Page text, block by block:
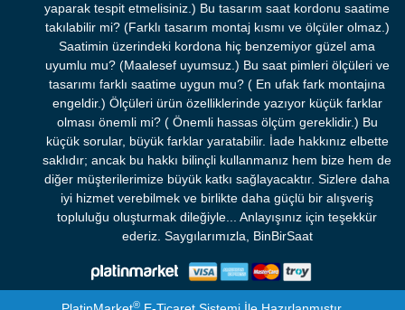
yaparak tespit etmelisiniz.) Bu tasarım saat kordonu saatime
takılabilir mi? (Farklı tasarım montaj kısmı ve ölçüler olmaz.)
Saatimin üzerindeki kordona hiç benzemiyor güzel ama
uyumlu mu? (Maalesef uyumsuz.) Bu saat pimleri ölçüleri ve
tasarımı farklı saatime uygun mu? ( En ufak fark montajına
engeldir.) Ölçüleri ürün özelliklerinde yazıyor küçük farklar
olması önemli mi? ( Önemli hassas ölçüm gereklidir.) Bu
küçük sorular, büyük farklar yaratabilir. İade hakkınız elbette
saklıdır; ancak bu hakkı bilinçli kullanmanız hem bize hem de
diğer müşterilerimize büyük katkı sağlayacaktır. Sizlere daha
iyi hizmet verebilmek ve birlikte daha güçlü bir alışveriş
topluluğu oluşturmak dileğiyle... Anlayışınız için teşekkür
ederiz. Saygılarımızla, BinBirSaat
®